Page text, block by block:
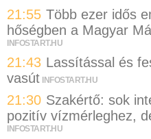
21:55 Több ezer idős
hőségben a Magyar
INFOSTART.HU
21:43 Lassítással és
vasút INFOSTART.HU
21:30 Szakértő: sok
pozitív vízmérleghez,
INFOSTART.HU